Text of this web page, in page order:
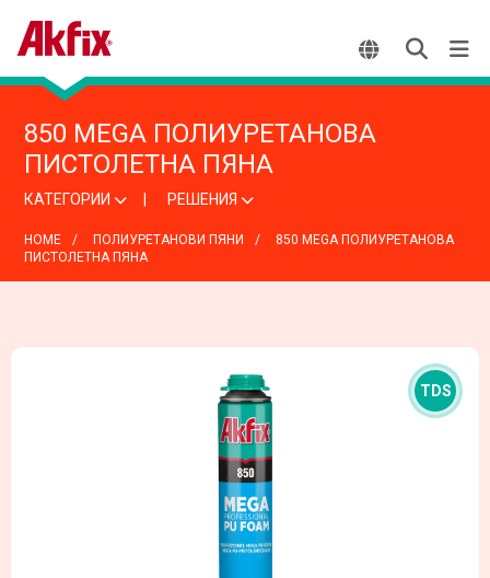
850 MEGA ПОЛИУРЕТАНОВА
ПИСТОЛЕТНА ПЯНА
КАТЕГОРИИ РЕШЕНИЯ
HOME ПОЛИУРЕТАНОВИ ПЯНИ
850 MEGA ПОЛИУРЕТАНОВА
ПИСТОЛЕТНА ПЯНА
TDS